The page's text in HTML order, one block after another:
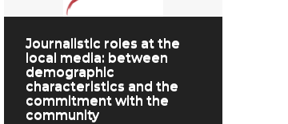
Journalistic roles at the
local media: between
demographic
characteristics and the
commitment with the
community